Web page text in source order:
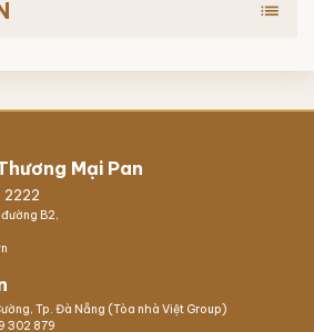
list
Mại Pan
2222
B2,
Tp. Đà Nẵng (Tòa nhà Việt Group)
302 879